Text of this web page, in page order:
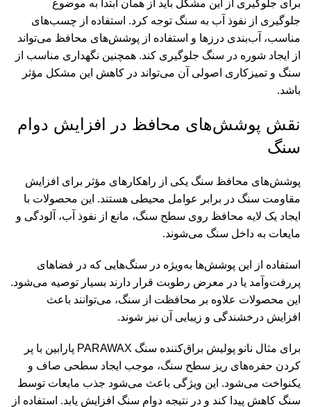
برای جلوگیری از این مشکل باید از همان ابتدا به موضوع
جلوگیری از نفوذ آب به سنگ توجه کرد. استفاده از چسب‌های
مناسب، آب‌بندی درزها و استفاده از پوشش‌های محافظ می‌تواند
از ایجاد شوره در سنگ جلوگیری کند. همچنین نگهداری مناسب از
سنگ و تمیزکاری اصولی آن می‌تواند در کاهش این مشکل مؤثر
باشد.
نقش پوشش‌های محافظ در افزایش دوام
سنگ
پوشش‌های محافظ سنگ یکی از راهکارهای مؤثر برای افزایش
مقاومت سنگ در برابر عوامل محیطی هستند. این محصولات با
ایجاد یک لایه محافظ روی سطح سنگ، مانع از نفوذ آب، آلودگی و
مایعات به داخل سنگ می‌شوند.
استفاده از این پوشش‌ها به‌ویژه در سنگ‌هایی که در فضاهای
پررفت‌وآمد یا در معرض رطوبت قرار دارند بسیار توصیه می‌شود.
این محصولات علاوه بر محافظت از سنگ، می‌توانند باعث
افزایش درخشندگی و زیبایی آن نیز شوند.
برای مثال نانو پولیش براق‌کننده سنگ PARAWAX پارابین
با پر
کردن حفره‌های ریز سطح سنگ، موجب ایجاد سطحی صاف و
یکنواخت می‌شود. این ویژگی باعث می‌شود جذب مایعات توسط
سنگ کاهش پیدا کند و در نتیجه دوام سنگ افزایش یابد. استفاده از